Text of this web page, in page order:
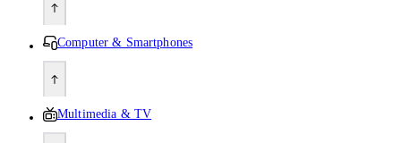
Computer & Smartphones
Multimedia & TV